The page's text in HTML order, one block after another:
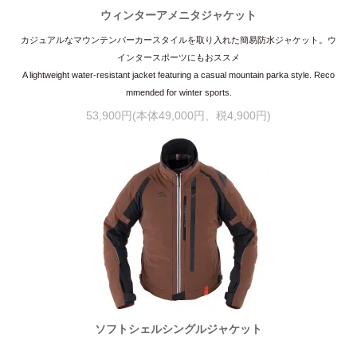
ウィンターアメニタジャケット
カジュアルなマウンテンパーカースタイルを取り入れた簡易防水ジャケット。ウ
インタースポーツにもおススメ
A lightweight water-resistant jacket featuring a casual mountain parka style. Reco
mmended for winter sports.
53,900円(本体49,000円、税4,900円)
ソフトシェルシングルジャケット